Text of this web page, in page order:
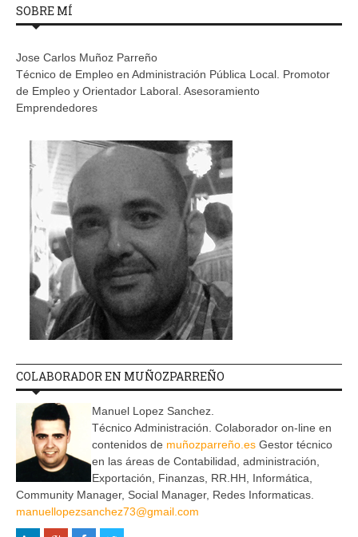
SOBRE MÍ
Jose Carlos Muñoz Parreño
Técnico de Empleo en Administración Pública Local. Promotor
de Empleo y Orientador Laboral. Asesoramiento
Emprendedores
COLABORADOR EN MUÑOZPARREÑO
Manuel Lopez Sanchez.
Técnico Administración. Colaborador on-line en
contenidos de muñozparreño.es Gestor técnico
en las áreas de Contabilidad, administración,
Exportación, Finanzas, RR.HH, Informática,
Community Manager, Social Manager, Redes Informaticas.
manuellopezsanchez73@gmail.com